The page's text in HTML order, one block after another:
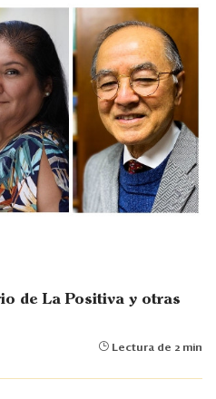
de La Positiva y otras
Lectura de 2 min